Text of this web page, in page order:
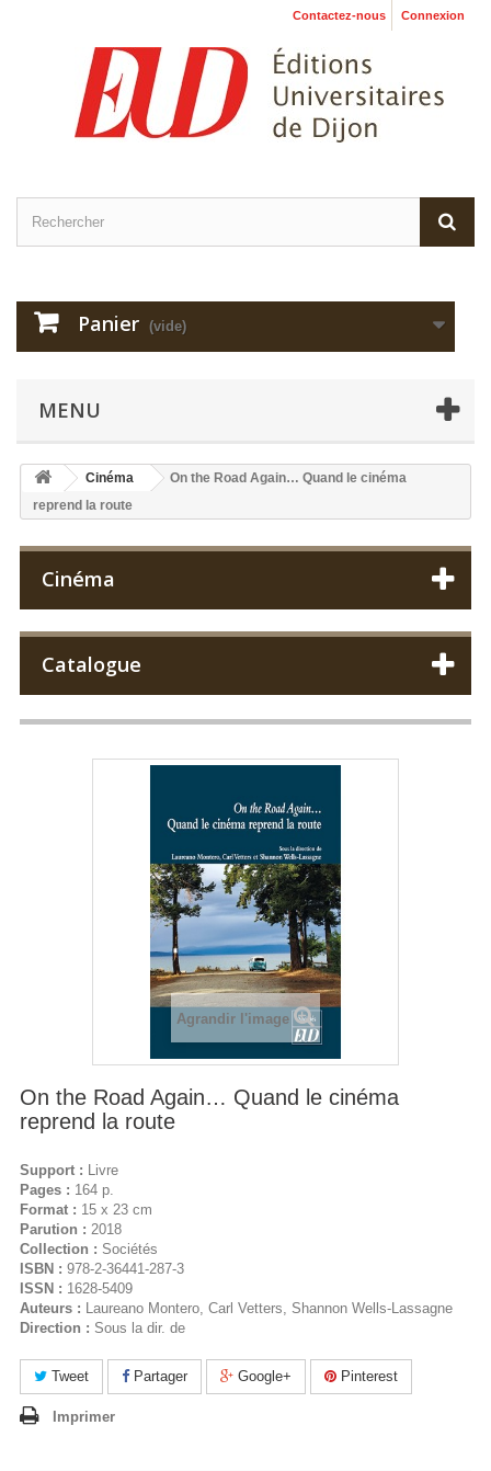
Connexion
Contactez-nous
Panier (vide)
MENU
Cinéma
On the Road Again… Quand le cinéma
reprend la route
Cinéma
Catalogue
Agrandir l'image
On the Road Again… Quand le cinéma
reprend la route
Support : Livre
Pages : 164 p.
Format : 15 x 23 cm
Parution : 2018
Collection : Sociétés
ISBN : 978-2-36441-287-3
ISSN : 1628-5409
Auteurs : Laureano Montero, Carl Vetters, Shannon Wells-Lassagne
Direction : Sous la dir. de
Tweet Partager Google+ Pinterest
Imprimer